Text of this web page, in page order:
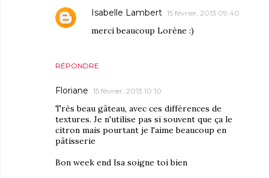
RÉPONDRE
Isabelle Lambert 15 février, 2013 09:40
merci beaucoup Lorène :)
Floriane 15 février, 2013 10:10
Très beau gâteau, avec ces différences de
textures. Je n'utilise pas si souvent que ça le
citron mais pourtant je l'aime beaucoup en
pâtisserie
Bon week end Isa soigne toi bien